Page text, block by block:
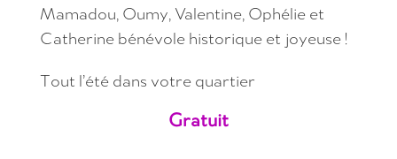
Mamadou, Oumy, Valentine, Ophélie et
Catherine bénévole historique et joyeuse !
Tout l’été dans votre quartier
Gratuit